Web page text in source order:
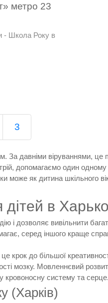
метро 23
- Школа Року в
3
давніми віруваннями, це
допомагаємо один
може як дитина шкільного
в
і дозволяє вивільнити
серед іншого краще
крок до більшої
мозку. Мовленнєвий
систему та
(Харків)